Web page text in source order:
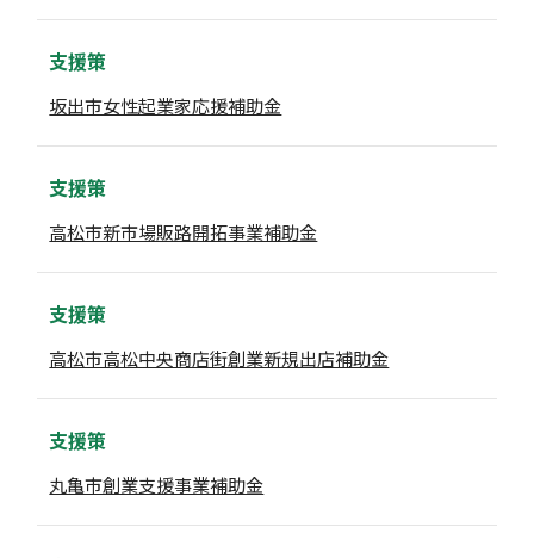
支援策
坂出市女性起業家応援補助金
支援策
高松市新市場販路開拓事業補助金
支援策
高松市高松中央商店街創業新規出店補助金
支援策
丸亀市創業支援事業補助金